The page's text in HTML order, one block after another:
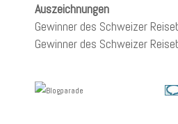
Auszeichnungen
Gewinner des Schweizer
Gewinner des Schweizer